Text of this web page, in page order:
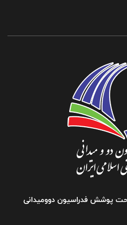
پوشش فدراسیون دوومیدانی